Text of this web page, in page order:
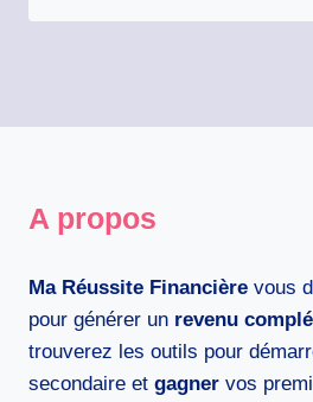
A propos
Ma Réussite Financière vous
pour générer un revenu
trouverez les outils pour
secondaire et gagner vos